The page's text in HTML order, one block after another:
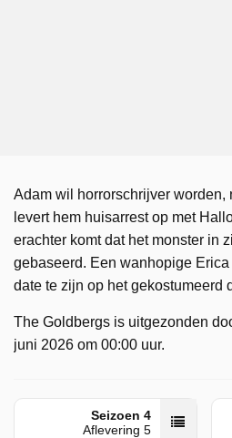
Adam wil horrorschrijver worden,
levert hem huisarrest op met
erachter komt dat het monster in
gebaseerd. Een wanhopige
date te zijn op het gekostumeerd
The Goldbergs is uitgezonden
juni 2026 om 00:00 uur.
Seizoen 4
Aflevering 5